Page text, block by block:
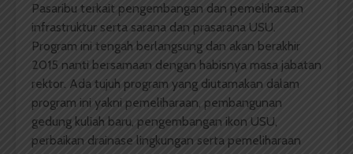
Pasaribu terkait pengembangan dan pemeliharaan
infrastruktur serta sarana dan prasarana USU.
Program ini tengah berlangsung dan akan berakhir
2015 nanti bersamaan dengan habisnya masa jabatan
rektor. Ada tujuh program yang diutamakan dalam
program ini yakni pemeliharaan, pembangunan
gedung kuliah baru, pengembangan ikon USU,
perbaikan drainase lingkungan serta pemeliharaan